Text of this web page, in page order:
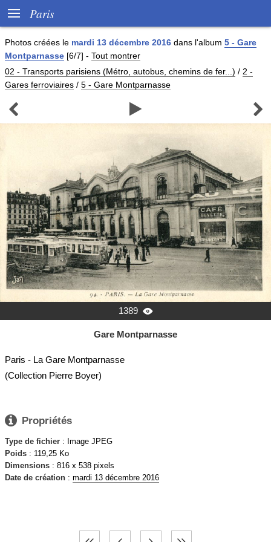
 Paris
Photos créées le mardi 13 décembre 2016 dans l'album 5 - Gare
Montparnasse [6/7] - Tout montrer
02 - Transports parisiens (Métro, autobus, chemins de fer...) / 2 -
Gares ferroviaires / 5 - Gare Montparnasse
  
1389 
Gare Montparnasse
Paris - La Gare Montparnasse
(Collection Pierre Boyer)
 Propriétés
Type de fichier : Image JPEG
Poids : 119,25 Ko
Dimensions : 816 x 538 pixels
Date de création : mardi 13 décembre 2016